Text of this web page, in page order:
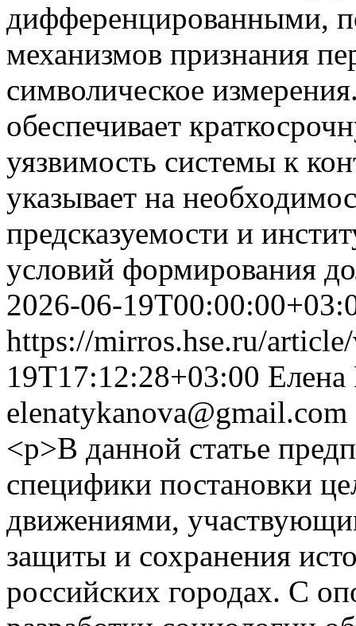
дифференцированными,
механизмов признания
символическое
обеспечивает
уязвимость системы к
указывает на
предсказуемости и
условий формирования
2026-06-
https://mirros.hse.ru/
19T17:12:28+03:00 Елена
elenatykanova@gmail.com
<p>В данной статье
специфики постановки
движениями,
защиты и сохранения
российских городах. С